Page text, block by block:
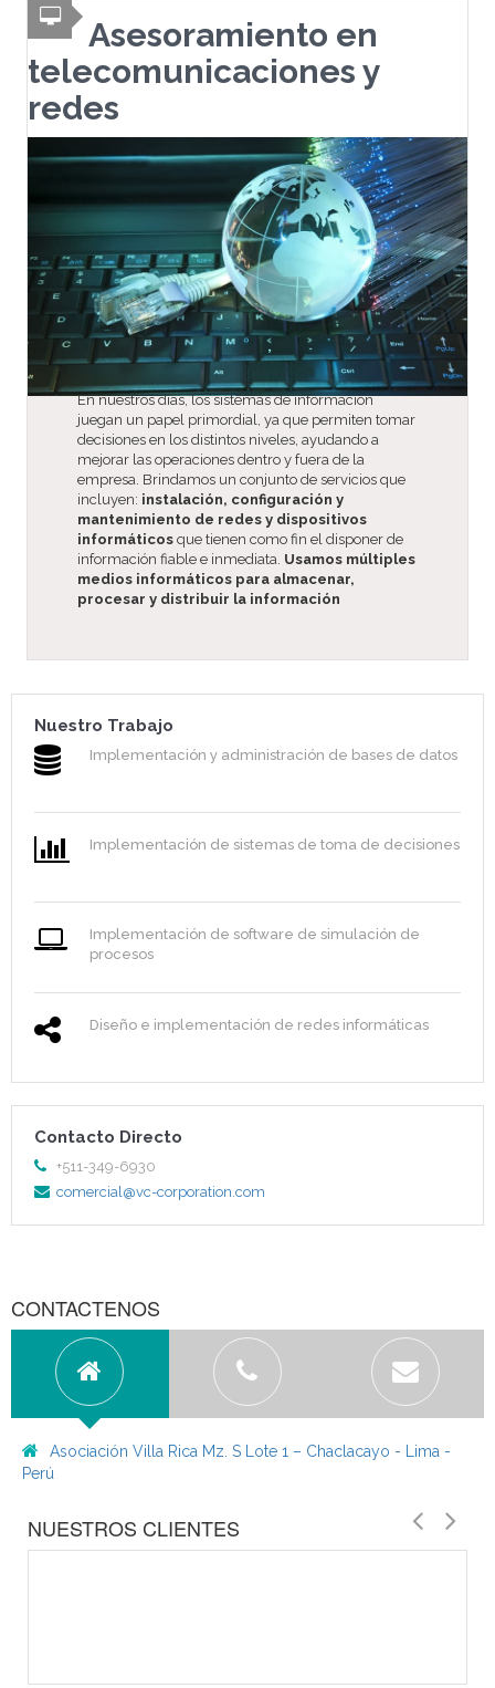
Asesoramiento en
telecomunicaciones y
redes
En nuestros días, los sistemas de información
juegan un papel primordial, ya que permiten tomar
decisiones en los distintos niveles, ayudando a
mejorar las operaciones dentro y fuera de la
empresa. Brindamos un conjunto de servicios que
incluyen: instalación, configuración y
mantenimiento de redes y dispositivos
informáticos que tienen como fin el disponer de
información fiable e inmediata. Usamos múltiples
medios informáticos para almacenar,
procesar y distribuir la información
Nuestro Trabajo
Implementación y administración de bases de datos
Implementación de sistemas de toma de decisiones
Implementación de software de simulación de
procesos
Diseño e implementación de redes informáticas
Contacto Directo
+511-349-6930
comercial@vc-corporation.com
CONTACTENOS
Asociación Villa Rica Mz. S Lote 1 – Chaclacayo - Lima -
Perú
NUESTROS CLIENTES